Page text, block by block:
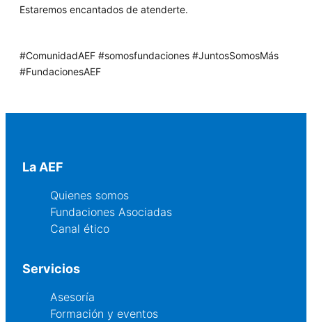
Estaremos encantados de atenderte.
#ComunidadAEF #somosfundaciones #JuntosSomosMás
#FundacionesAEF
La AEF
Quienes somos
Fundaciones Asociadas
Canal ético
Servicios
Asesoría
Formación y eventos